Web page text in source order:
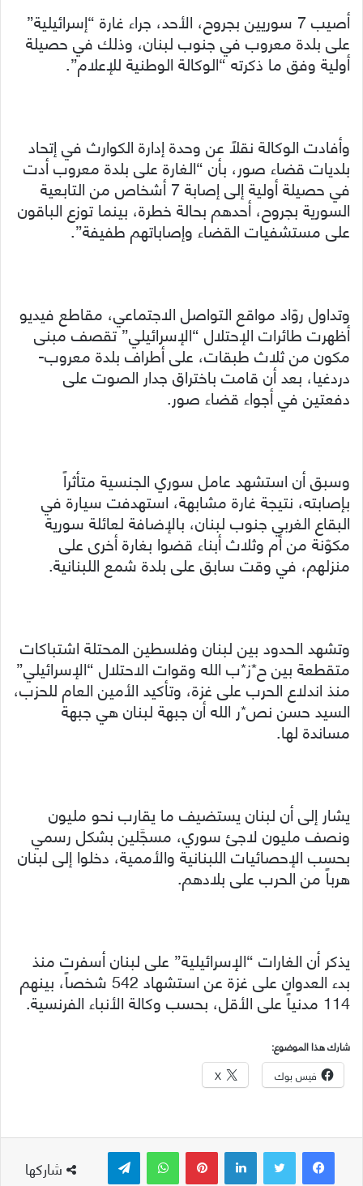
أصيب 7 سوريين بجروح، الأحد، جراء غارة “إسرائيلية”
على بلدة معروب في جنوب لبنان، وذلك في حصيلة
أولية وفق ما ذكرته “الوكالة الوطنية للإعلام”.
وأفادت الوكالة نقلاً عن وحدة إدارة الكوارث في إتحاد
بلديات قضاء صور، بأن “الغارة على بلدة معروب أدت
في حصيلة أولية إلى إصابة 7 أشخاص من التابعية
السورية بجروح، أحدهم بحالة خطرة، بينما توزع الباقون
على مستشفيات القضاء وإصاباتهم طفيفة”.
وتداول روّاد مواقع التواصل الاجتماعي، مقاطع فيديو
أظهرت طائرات الإحتلال “الإسرائيلي” تقصف مبنى
مكون من ثلاث طبقات، على أطراف بلدة معروب-
دردغيا، بعد أن قامت باختراق جدار الصوت على
دفعتين في أجواء قضاء صور.
وسبق أن استشهد عامل سوري الجنسية متأثراً
بإصابته، نتيجة غارة مشابهة، استهدفت سيارة في
البقاع الغربي جنوب لبنان، بالإضافة لعائلة سورية
مكوّنة من أم وثلاث أبناء قضوا بغارة أخرى على
منزلهم، في وقت سابق على بلدة شمع اللبنانية.
وتشهد الحدود بين لبنان وفلسطين المحتلة اشتباكات
متقطعة بين ح*ز*ب الله وقوات الاحتلال “الإسرائيلي”
منذ اندلاع الحرب على غزة، وتأكيد الأمين العام للحزب،
السيد حسن نص*ر الله أن جبهة لبنان هي جبهة
مساندة لها.
يشار إلى أن لبنان يستضيف ما يقارب نحو مليون
ونصف مليون لاجئ سوري، مسجَّلين بشكل رسمي
بحسب الإحصائيات اللبنانية والأممية، دخلوا إلى لبنان
هرباً من الحرب على بلادهم.
يذكر أن الغارات “الإسرائيلية” على لبنان أسفرت منذ
بدء العدوان على غزة عن استشهاد 542 شخصاً، بينهم
114 مدنياً على الأقل، بحسب وكالة الأنباء الفرنسية.
شارك هذا الموضوع:
فيس بوك X
شاركها
لينكدإن بينتيريست واتساب